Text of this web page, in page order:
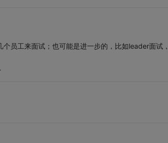
员工来面试；也可能是进一步的，比如leader面试